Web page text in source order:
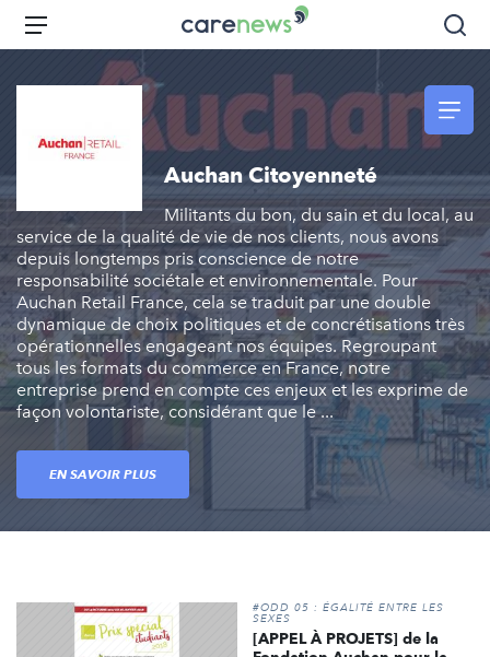
Aller
principal
Carenews,
Le
des
de
l'engagement
Menu
Auchan Citoyenneté
Militants du bon, du sain et du local, au
service de la qualité de vie de nos clients, nous avons
depuis longtemps pris conscience de notre
responsabilité sociétale et environnementale. Pour
Auchan Retail France, cela se traduit par une double
dynamique de choix politiques et de concrétisations très
opérationnelles engageant nos équipes. Regroupant
tous les formats du commerce en France, notre
entreprise prend en compte ces enjeux et les exprime de
façon volontariste, considérant que le ...
EN SAVOIR PLUS
#ODD 05 : ÉGALITÉ ENTRE LES
SEXES
[APPEL À PROJETS] de la